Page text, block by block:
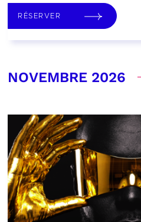
RÉSERVER
NOVEMBRE 2026